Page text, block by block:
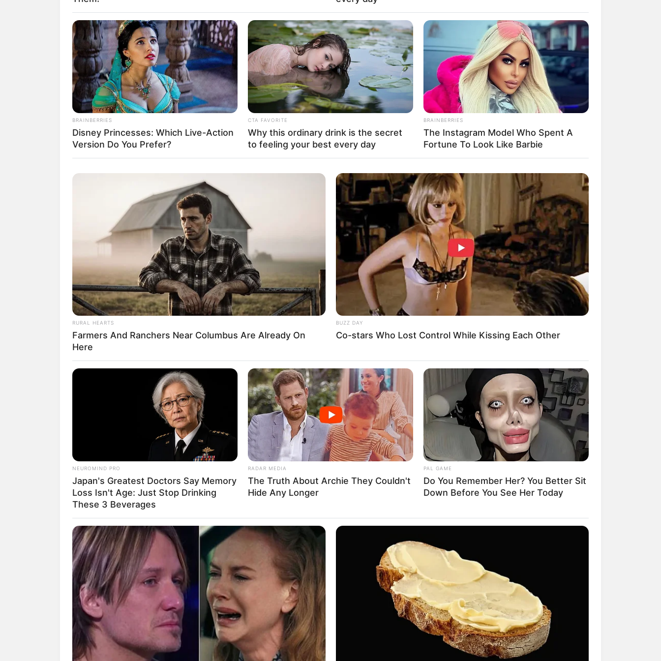
U.S department of energy solar decathlon
2. Dinding kaca besar membawa banyak cahaya yang menyebar. Sementara itu,
atap dibuat melengkung memungkinkan energi dapat terkumpul
U.S department of energy solar decathlon
3. Tampak luar eye catchy , rumah ini menampilkan array
penyimpanan energi terintegrasi memungkinkan mobil mengisi daya saat
malam hari
Fail! 10 Potret Makanan Gagal
Dimasak yang Bikin Kamu
Nggak Selera
10 Pose Manekin Anti
Banget
8 Kata Lucu Seputar Malam
Minggu ala Jomblo yang Bikin
Ngenes
10 Desain Kanopi Tempat
Tidur, Serasa Beristirahat di
Kamar Raja
Tampil Lebih Modern, 7 Potret
90 Tahun
BRAINBERRIES
Disney Princesses: Which Live-Action
Version Do You Prefer?
CTA FAVORITE
Why this ordinary drink is the secret
to feeling your best every day
BRAINBERRIES
The Instagram Model Who Spent A
Fortune To Look Like Barbie
RURAL HEARTS
Farmers And Ranchers Near Columbus Are Already On
Here
BUZZ DAY
Co-stars Who Lost Control While Kissing Each Other
NEUROMIND PRO
Japan's Greatest Doctors Say Memory
Loss Isn't Age: Just Stop Drinking
These 3 Beverages
RADAR MEDIA
The Truth About Archie They Couldn't
Hide Any Longer
PAL GAME
Do You Remember Her? You Better Sit
Down Before You See Her Today